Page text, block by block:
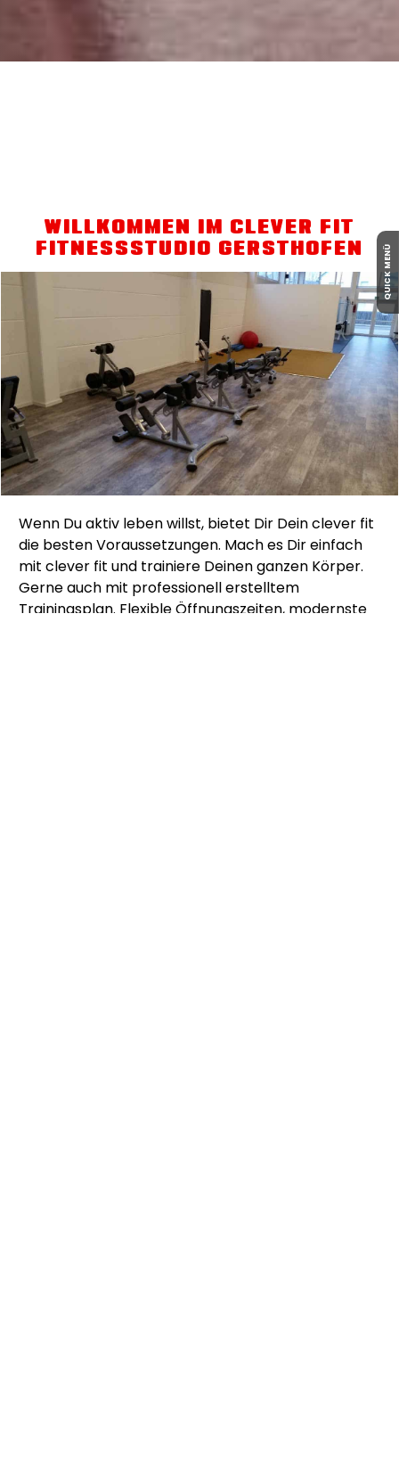
WILLKOMMEN IM CLEVER FIT
FITNESSSTUDIO GERSTHOFEN
Wenn Du aktiv leben willst, bietet Dir Dein clever fit
die besten Voraussetzungen. Mach es Dir einfach
mit clever fit und trainiere Deinen ganzen Körper.
Gerne auch mit professionell erstelltem
Trainingsplan. Flexible Öffnungszeiten, modernste
QUICK MENÜ